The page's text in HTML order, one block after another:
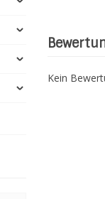
Kein